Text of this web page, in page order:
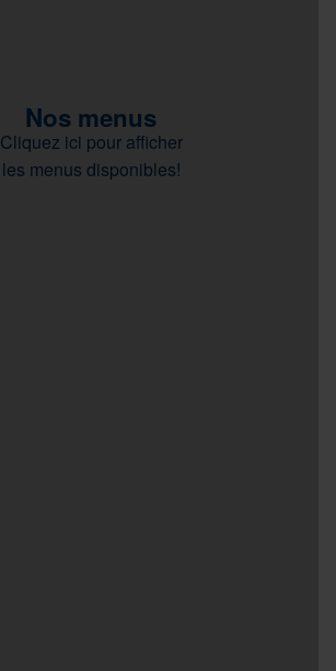
Nos menus
Cliquez ici pour afficher
les menus disponibles!